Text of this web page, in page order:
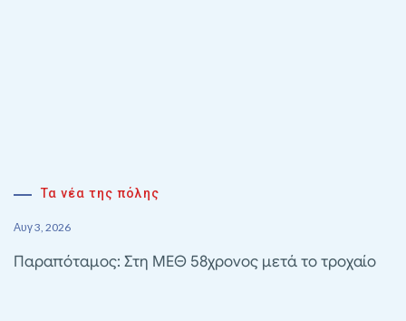
Τα νέα της πόλης
Αυγ 3, 2026
Παραπόταμος: Στη ΜΕΘ 58χρονος μετά το τροχαίο